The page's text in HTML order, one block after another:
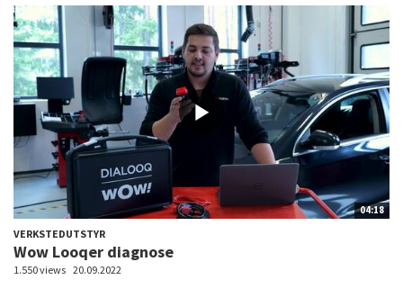
04:18
VERKSTEDUTSTYR
Wow Looqer diagnose
1.550 views 20.09.2022